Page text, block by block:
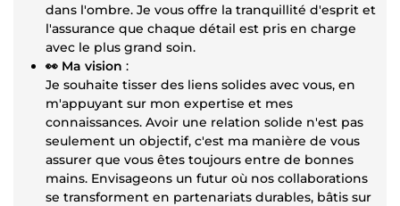
dans l'ombre. Je vous offre la tranquillité d'esprit et
l'assurance que chaque détail est pris en charge
avec le plus grand soin.
👀 Ma vision :
Je souhaite tisser des liens solides avec vous, en
m'appuyant sur mon expertise et mes
connaissances. Avoir une relation solide n'est pas
seulement un objectif, c'est ma manière de vous
assurer que vous êtes toujours entre de bonnes
mains. Envisageons un futur où nos collaborations
se transforment en partenariats durables, bâtis sur